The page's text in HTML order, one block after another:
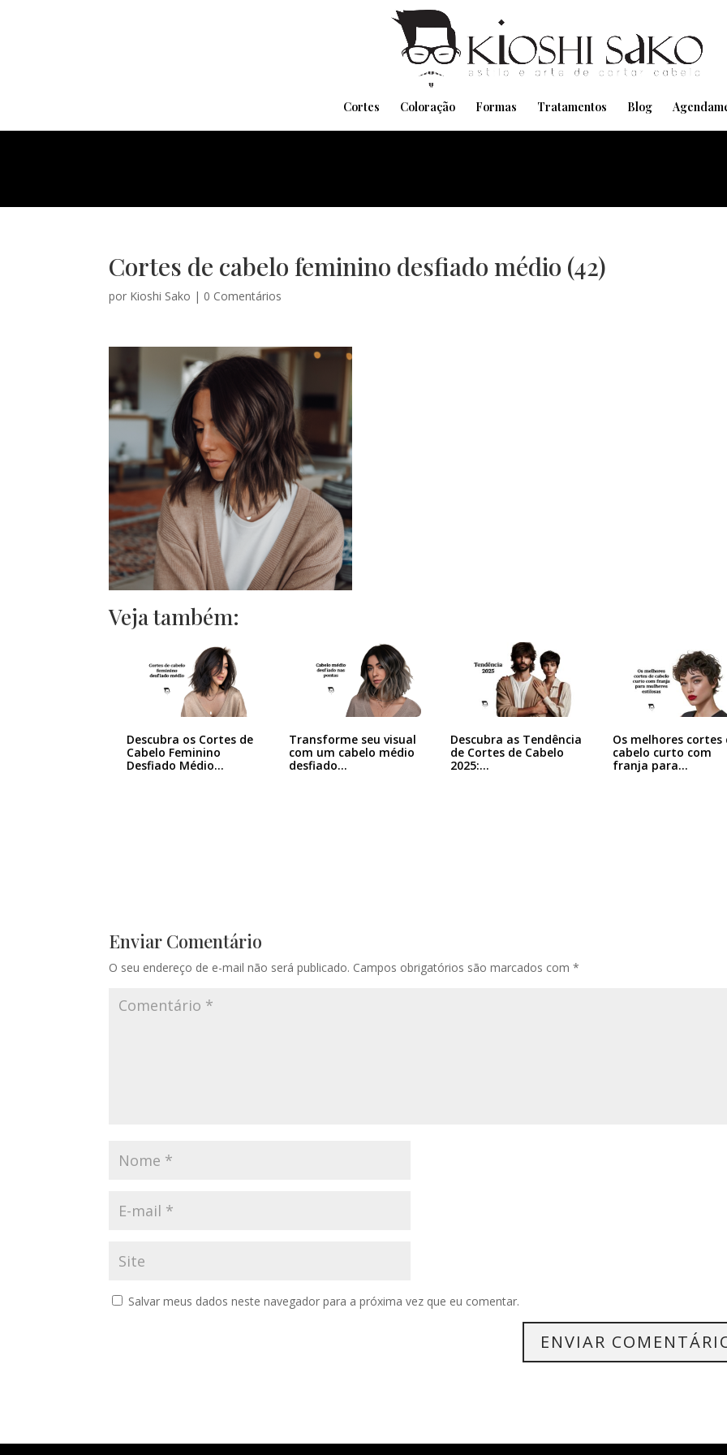
Cortes Coloração Formas Tratamentos Blog
Cortes de cabelo feminino desfiado médio (42)
por Kioshi Sako | 0 Comentários
Veja também:
Descubra os Cortes de
Cabelo Feminino
Desfiado Médio…
Transforme seu visual
com um cabelo médio
desfiado…
Descubra as Tendência
de Cortes de Cabelo
2025:…
Os melhores cortes
cabelo curto com
franja para…
Enviar Comentário
O seu endereço de e-mail não será publicado. Campos obrigatórios são marcados com*
Salvar meus dados neste navegador para a próxima vez que eu comentar.
Pensando em transformar seu Visual??
Agende pelo Whatsapp